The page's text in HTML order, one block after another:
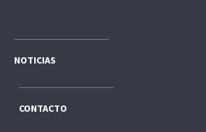
NOTICIAS
CONTACTO